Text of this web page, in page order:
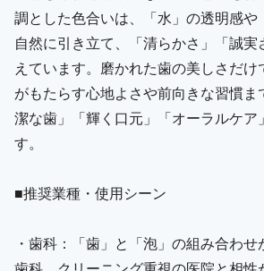
調とした色合いは、「水」の透明感や
自然に引き立て、「清らかさ」「誠
えています。磨かれた歯の美しさだ
がもたらす心地よさや前向きな習慣
潔な歯」「輝く口元」「オーラルケ
す。
■推奨業種・使用シーン
・歯科：「歯」と「泡」の組み合わ